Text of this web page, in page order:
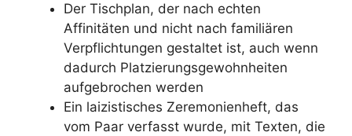
Der Tischplan, der nach echten
Affinitäten und nicht nach familiären
Verpflichtungen gestaltet ist, auch wenn
dadurch Platzierungsgewohnheiten
aufgebrochen werden
Ein laizistisches Zeremonienheft, das
vom Paar verfasst wurde, mit Texten, die